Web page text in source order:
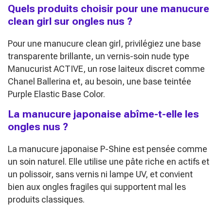
Quels produits choisir pour une manucure
clean girl sur ongles nus ?
Pour une manucure clean girl, privilégiez une base
transparente brillante, un vernis-soin nude type
Manucurist ACTIVE, un rose laiteux discret comme
Chanel Ballerina et, au besoin, une base teintée
Purple Elastic Base Color.
La manucure japonaise abîme-t-elle les
ongles nus ?
La manucure japonaise P-Shine est pensée comme
un soin naturel. Elle utilise une pâte riche en actifs et
un polissoir, sans vernis ni lampe UV, et convient
bien aux ongles fragiles qui supportent mal les
produits classiques.